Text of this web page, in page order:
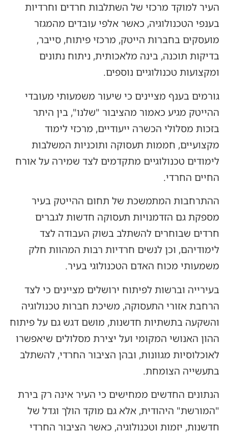
העיר למוקד מרכזי של השתלבות חרדים וחרדיות
בענפי הטכנולוגיה, כאשר אלפי עובדים מהמגזר
מועסקים בחברות הייטק, מרכזי פיתוח, סייבר,
בדיקות תוכנה, בינה מלאכותית, ניתוח נתונים
ומקצועות טכנולוגיים נוספים.
גורמים בענף מציינים כי שיעור משמעותי מעובדי
ההייטק מגיע כאמור מהציבור "שלנו", בין היתר
בזכות מסלולי הכשרה ייעודיים, מרכזי לימוד
מקצועיים, חממות תעסוקה ותוכניות המשלבות
לימודים טכנולוגיים מתקדמים לצד שמירה על אורח
החיים החרדי.
ההתרחבות המתמשכת של תחום ההייטק בעיר
מספקת גם הזדמנויות תעסוקה חדשות לגברים
חרדים שבוחרים להשתלב בשוק העבודה לצד
לימודיהם, וכן לנשים חרדיות רבות המהוות חלק
משמעותי מכוח האדם הטכנולוגי בעיר.
בעירייה וברשות לפיתוח ירושלים מציינים כי לצד
הרחבת אזורי התעסוקה, משיכת חברות טכנולוגיה
והשקעה בתשתיות חדשנות, מושם דגש גם על פיתוח
ההון האנושי המקומי ועל יצירת מסלולים שיאפשרו
לאוכלוסיות מגוונות, ובהן הציבור החרדי, להשתלב
בתעשייה הצומחת.
הנתונים החדשים ממחישים כי העיר אינה רק בירת
"המורשת" היהודית, אלא גם מוקד הולך וגדל של
חדשנות, יזמות וטכנולוגיה, כאשר הציבור החרדי